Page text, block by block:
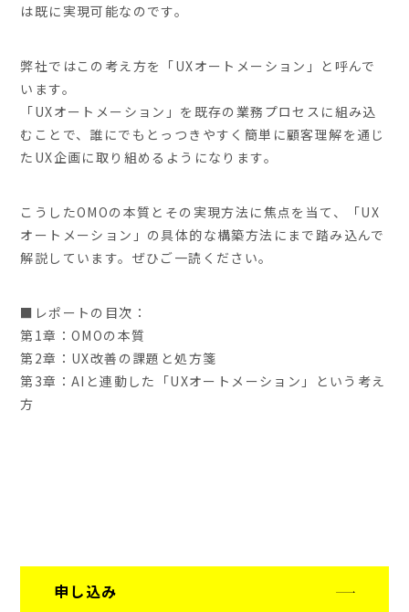
は既に実現可能なのです。
弊社ではこの考え方を「UXオートメーション」と呼んで
います。
「UXオートメーション」を既存の業務プロセスに組み込
むことで、誰にでもとっつきやすく簡単に顧客理解を通じ
たUX企画に取り組めるようになります。
こうしたOMOの本質とその実現方法に焦点を当て、「UX
オートメーション」の具体的な構築方法にまで踏み込んで
解説しています。ぜひご一読ください。
■レポートの目次：
第1章：OMOの本質
第2章：UX改善の課題と処方箋
第3章：AIと連動した「UXオートメーション」という考え
方
申し込み